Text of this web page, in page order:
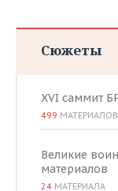
Сюжеты
XVI саммит
499 МАТЕРИАЛОВ
Великие
материалов
24 МАТЕРИАЛА